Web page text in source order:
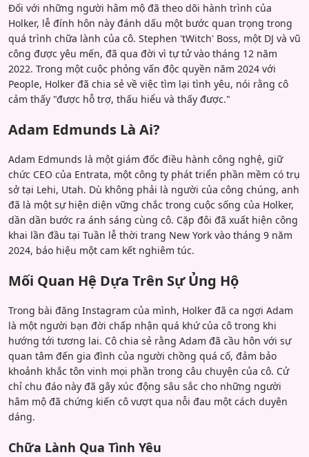
Đối với những người hâm mộ đã theo dõi hành trình của
Holker, lễ đính hôn này đánh dấu một bước quan trọng trong
quá trình chữa lành của cô. Stephen 'tWitch' Boss, một DJ và vũ
công được yêu mến, đã qua đời vì tự tử vào tháng 12 năm
2022. Trong một cuộc phỏng vấn độc quyền năm 2024 với
People, Holker đã chia sẻ về việc tìm lại tình yêu, nói rằng cô
cảm thấy "được hỗ trợ, thấu hiểu và thấy được."
Adam Edmunds Là Ai?
Adam Edmunds là một giám đốc điều hành công nghệ, giữ
chức CEO của Entrata, một công ty phát triển phần mềm có trụ
sở tại Lehi, Utah. Dù không phải là người của công chúng, anh
đã là một sự hiện diện vững chắc trong cuộc sống của Holker,
dần dần bước ra ánh sáng cùng cô. Cặp đôi đã xuất hiện công
khai lần đầu tại Tuần lễ thời trang New York vào tháng 9 năm
2024, báo hiệu một cam kết nghiêm túc.
Mối Quan Hệ Dựa Trên Sự Ủng Hộ
Trong bài đăng Instagram của mình, Holker đã ca ngợi Adam
là một người bạn đời chấp nhận quá khứ của cô trong khi
hướng tới tương lai. Cô chia sẻ rằng Adam đã cầu hôn với sự
quan tâm đến gia đình của người chồng quá cố, đảm bảo
khoảnh khắc tôn vinh mọi phần trong câu chuyện của cô. Cử
chỉ chu đáo này đã gây xúc động sâu sắc cho những người
hâm mộ đã chứng kiến cô vượt qua nỗi đau một cách duyên
dáng.
Chữa Lành Qua Tình Yêu